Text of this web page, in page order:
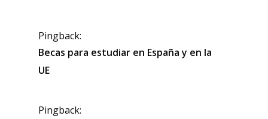
Pingback:
Becas para estudiar en España y en la
UE
Pingback: